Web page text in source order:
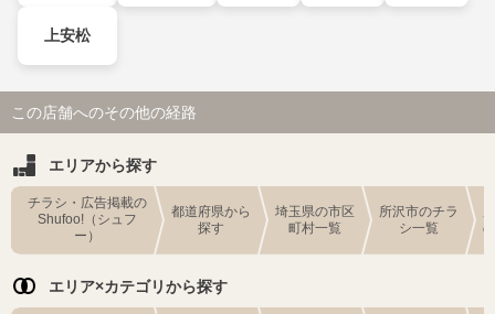
上安松
この店舗へのその他の経路
エリアから探す
チラシ・広告掲載の
Shufoo!（シュフ
ー）
都道府県から
探す
埼玉県の市区
町村一覧
所沢市のチラ
シ一覧
エリア×カテゴリから探す